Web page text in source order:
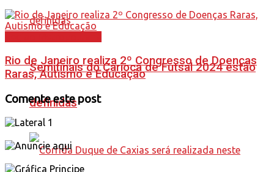
Semifinais do Carioca de Futsal 2024 estão
definidas
Rio de Janeiro realiza 2º Congresso de Doenças
Raras, Autismo e Educação
Comente este post